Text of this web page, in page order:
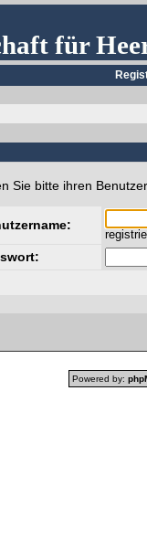
für
Sie bitte ihren
Powered by: